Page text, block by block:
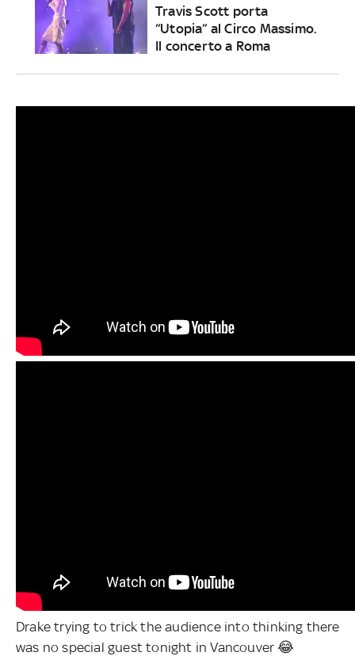
Travis Scott porta
“Utopia” al Circo Massimo.
Il concerto a Roma
Drake trying to trick the audience into thinking there
was no special guest tonight in Vancouver 😂